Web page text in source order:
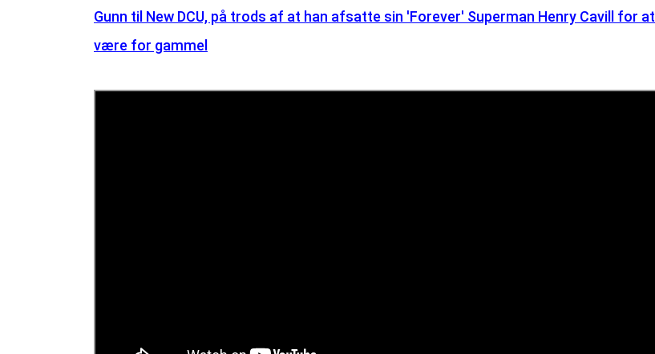
Gunn til New DCU, på trods af at han afsatte sin 'Forever' Superman Henry Cavill for at
være for gammel